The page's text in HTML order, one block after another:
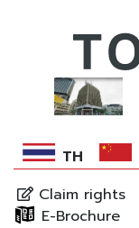
TH
Claim rights
E-Brochure